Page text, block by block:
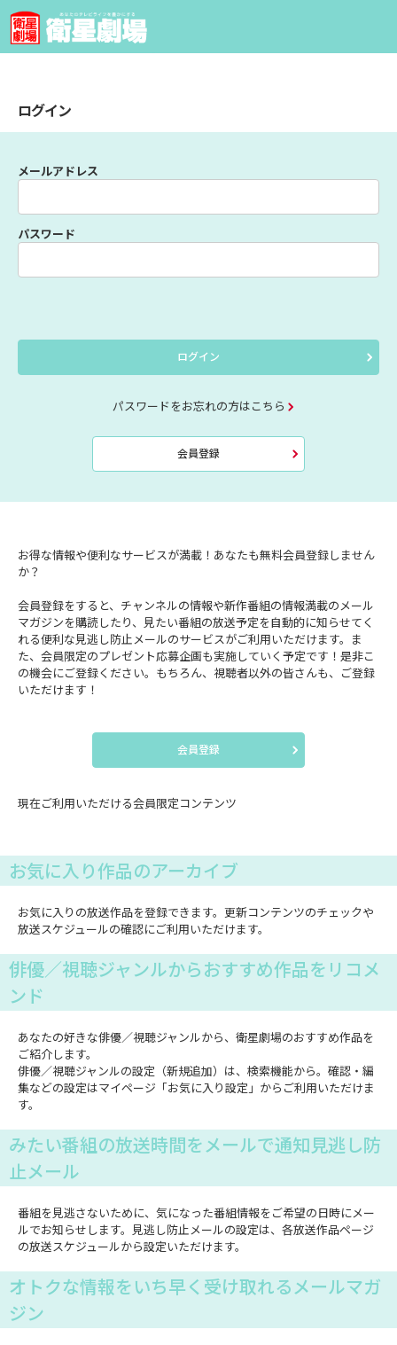
ログイン
メールアドレス
パスワード
ログイン
パスワードをお忘れの方はこちら
会員登録
お得な情報や便利なサービスが満載！あなたも無料会員登録しません
か？
会員登録をすると、チャンネルの情報や新作番組の情報満載のメール
マガジンを購読したり、見たい番組の放送予定を自動的に知らせてく
れる便利な見逃し防止メールのサービスがご利用いただけます。ま
た、会員限定のプレゼント応募企画も実施していく予定です！是非こ
の機会にご登録ください。もちろん、視聴者以外の皆さんも、ご登録
いただけます！
会員登録
現在ご利用いただける会員限定コンテンツ
お気に入り作品のアーカイブ
お気に入りの放送作品を登録できます。更新コンテンツのチェックや
放送スケジュールの確認にご利用いただけます。
俳優／視聴ジャンルからおすすめ作品をリコメ
ンド
あなたの好きな俳優／視聴ジャンルから、衛星劇場のおすすめ作品を
ご紹介します。
俳優／視聴ジャンルの設定（新規追加）は、検索機能から。確認・編
集などの設定はマイページ「お気に入り設定」からご利用いただけま
す。
みたい番組の放送時間をメールで通知見逃し防
止メール
番組を見逃さないために、気になった番組情報をご希望の日時にメー
ルでお知らせします。見逃し防止メールの設定は、各放送作品ページ
の放送スケジュールから設定いただけます。
オトクな情報をいち早く受け取れるメールマガ
ジン